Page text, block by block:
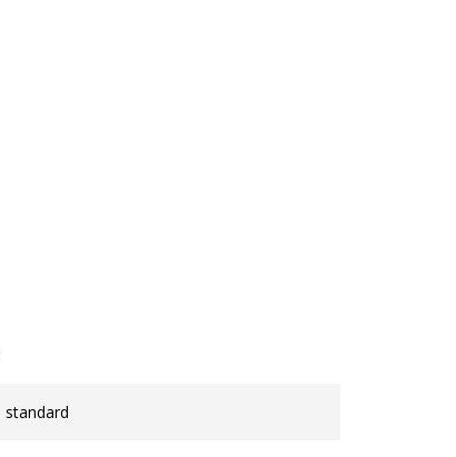
standard